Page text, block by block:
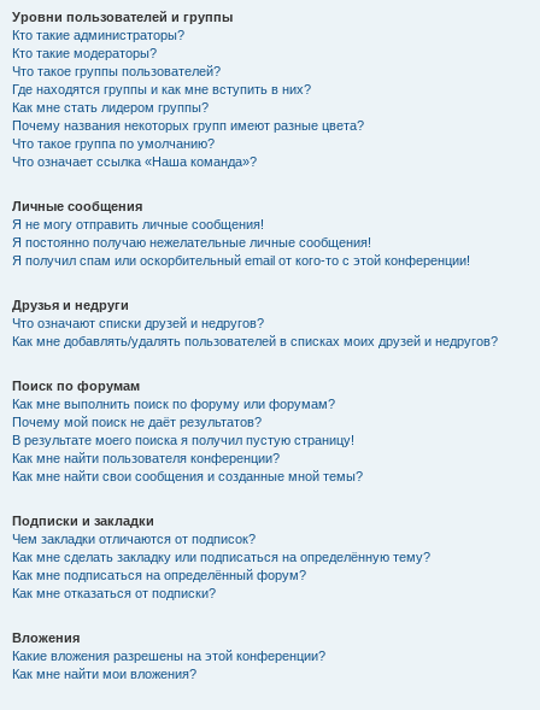
Уровни пользователей и группы
Кто такие администраторы?
Кто такие модераторы?
Что такое группы пользователей?
Где находятся группы и как мне вступить в них?
Как мне стать лидером группы?
Почему названия некоторых групп имеют разные цвета?
Что такое группа по умолчанию?
Что означает ссылка «Наша команда»?
Личные сообщения
Я не могу отправить личные сообщения!
Я постоянно получаю нежелательные личные сообщения!
Я получил спам или оскорбительный email от кого-то с этой конференции!
Друзья и недруги
Что означают списки друзей и недругов?
Как мне добавлять/удалять пользователей в списках моих друзей и недругов?
Поиск по форумам
Как мне выполнить поиск по форуму или форумам?
Почему мой поиск не даёт результатов?
В результате моего поиска я получил пустую страницу!
Как мне найти пользователя конференции?
Как мне найти свои сообщения и созданные мной темы?
Подписки и закладки
Чем закладки отличаются от подписок?
Как мне сделать закладку или подписаться на определённую тему?
Как мне подписаться на определённый форум?
Как мне отказаться от подписки?
Вложения
Какие вложения разрешены на этой конференции?
Как мне найти мои вложения?